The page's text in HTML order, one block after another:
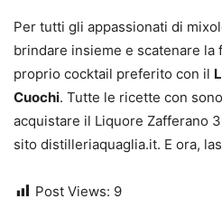
Per tutti gli appassionati di
brindare insieme e scatenare la
proprio cocktail preferito con il
Cuochi. Tutte le ricette con
acquistare il Liquore Zafferano
sito distilleriaquaglia.it. E ora,
Post Views: 9